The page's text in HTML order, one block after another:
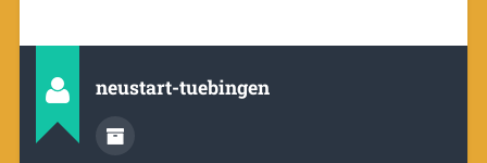
neustart-tuebingen